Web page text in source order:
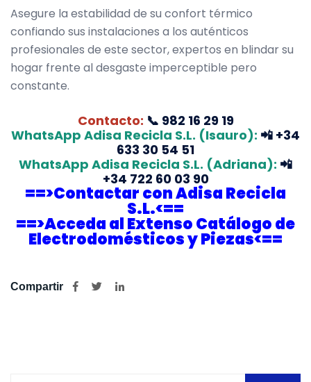
Asegure la estabilidad de su confort térmico
confiando sus instalaciones a los auténticos
profesionales de este sector, expertos en blindar su
hogar frente al desgaste imperceptible pero
constante.
Contacto: 📞 982 16 29 19
WhatsApp Adisa Recicla S.L. (Isauro): 📲 +34
633 30 54 51
WhatsApp Adisa Recicla S.L. (Adriana): 📲
+34 722 60 03 90
==>Contactar con Adisa Recicla
S.L.<==
==>Acceda al Extenso Catálogo de
Electrodomésticos y Piezas<==
Compartir